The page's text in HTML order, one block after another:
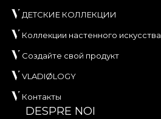
ДЕТСКИЕ КОЛЛЕКЦИИ
Коллекции настенного искусства
Создайте свой продукт
VLADIØLOGY
Контакты
DESPRE NOI